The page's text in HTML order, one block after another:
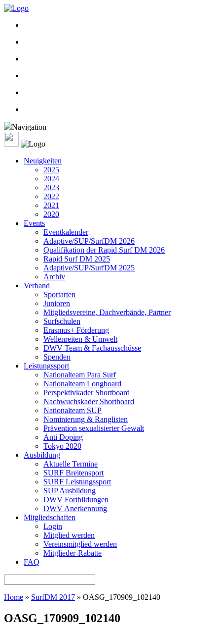
Navigation
Neuigkeiten
2025
2024
2023
2022
2021
2020
Events
Eventkalender
Adaptive/SUP/SurfDM 2026
Qualifikation der Rapid Surf DM 2026
Rapid Surf DM 2025
Adaptive/SUP/SurfDM 2025
Archiv
Verband
Sportarten
Junioren
Mitgliedsvereine, Dachverbände, Partner
Surfschulen
Erasmus+ Förderung
Wellenreiten & Umwelt
DWV Team & Fachausschüsse
Spenden
Leistungssport
Nationalteam Para Surf
Nationalteam Longboard
Perspektivkader Shortboard
Nachwuchskader Shortboard
Nationalteam SUP
Nominierung & Ranglisten
Prävention sexualisierter Gewalt
Anti Doping
Tokyo 2020
Ausbildung
Aktuelle Termine
SURF Breitensport
SURF Leistungssport
SUP Ausbildung
DWV Fortbildungen
DWV Anerkennung
Mitgliedschaften
Login
Mitglied werden
Vereinsmitglied werden
Mitglieder-Rabatte
FAQ
Home » SurfDM 2017 » OASG_170909_102140
OASG_170909_102140